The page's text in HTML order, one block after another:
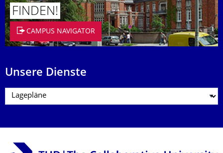
FINDEN!
CAMPUS NAVIGATOR
Unsere Dienste